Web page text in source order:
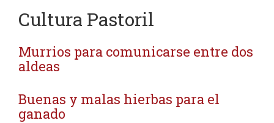
Cultura Pastoril
Murrios para comunicarse entre dos
aldeas
Buenas y malas hierbas para el
ganado